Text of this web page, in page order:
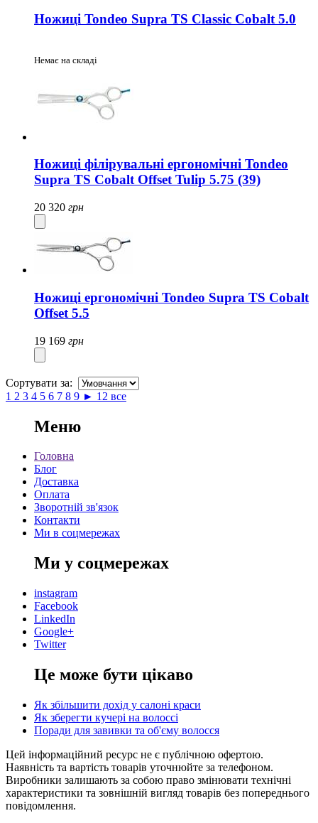
Ножиці Tondeo Supra TS Classic Cobalt 5.0
Немає на складі
Ножиці філірувальні ергономічні Tondeo
Supra TS Cobalt Offset Tulip 5.75 (39)
20 320 грн
Ножиці ергономічні Tondeo Supra TS Cobalt
Offset 5.5
19 169 грн
Сортувати за:
1 2 3 4 5 6 7 8 9 ► 12 все
Меню
Головна
Блог
Доставка
Оплата
Зворотній зв'язок
Контакти
Ми в соцмережах
Ми у соцмережах
instagram
Facebook
LinkedIn
Google+
Twitter
Це може бути цікаво
Як збільшити дохід у салоні краси
Як зберегти кучері на волоссі
Поради для завивки та об'єму волосся
Цей інформаційний ресурс не є публічною офертою.
Наявність та вартість товарів уточнюйте за телефоном.
Виробники залишають за собою право змінювати технічні
характеристики та зовнішній вигляд товарів без попереднього
повідомлення.